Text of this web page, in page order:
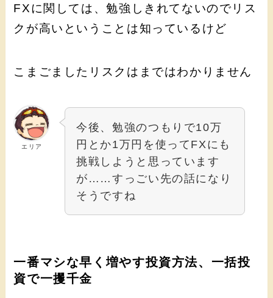
FXに関しては、勉強しきれてないのでリス
クが高いということは知っているけど
こまごましたリスクはまではわかりません
エリア
今後、勉強のつもりで10万
円とか1万円を使ってFXにも
挑戦しようと思っています
が……すっごい先の話になり
そうですね
一番マシな早く増やす投資方法、一括投
資で一攫千金